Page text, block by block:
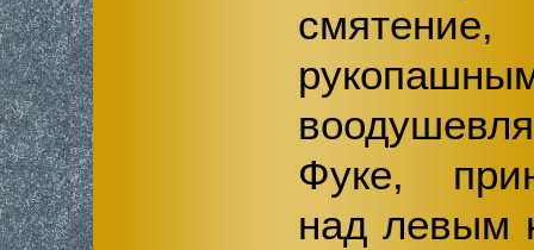
Фуке,
над левым